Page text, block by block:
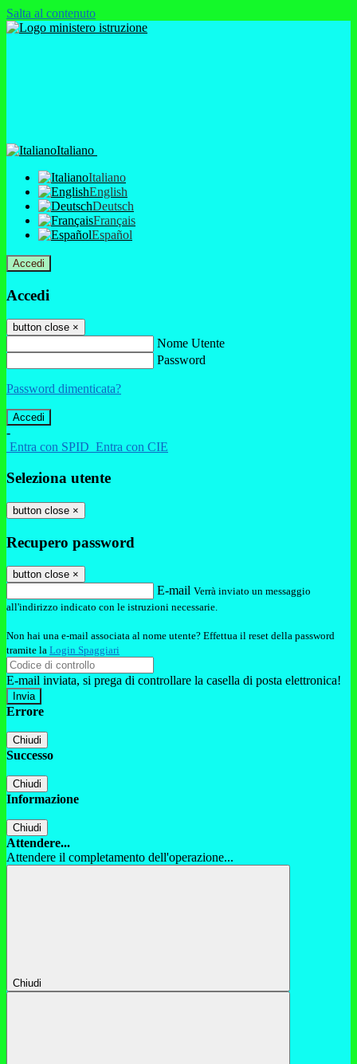
Salta al contenuto
Italiano
Italiano
English
Deutsch
Français
Español
Accedi
Accedi
button close ×
Nome Utente
Password
Password dimenticata?
-
Entra con SPID Entra con CIE
Seleziona utente
button close ×
Recupero password
button close ×
E-mail Verrà inviato un messaggio
all'indirizzo indicato con le istruzioni necessarie.
Non hai una e-mail associata al nome utente? Effettua il reset della password
tramite la Login Spaggiari
E-mail inviata, si prega di controllare la casella di posta elettronica!
Errore
Chiudi
Successo
Chiudi
Informazione
Chiudi
Attendere...
Attendere il completamento dell'operazione...
Chiudi